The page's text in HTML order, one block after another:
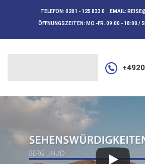
TELEFON: 0201 - 125 833 0 EMAIL:
ÖFFNUNGSZEITEN: MO.-FR. 09:00 - 18:00 /